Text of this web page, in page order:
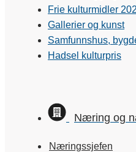
Frie kulturmidler
Gallerier og kunst
Samfunnshus,
Hadsel kulturpris
Næring og
Næringssjefen